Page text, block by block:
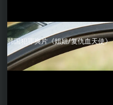
韩国犯罪爽片《姐姐/复仇血天使